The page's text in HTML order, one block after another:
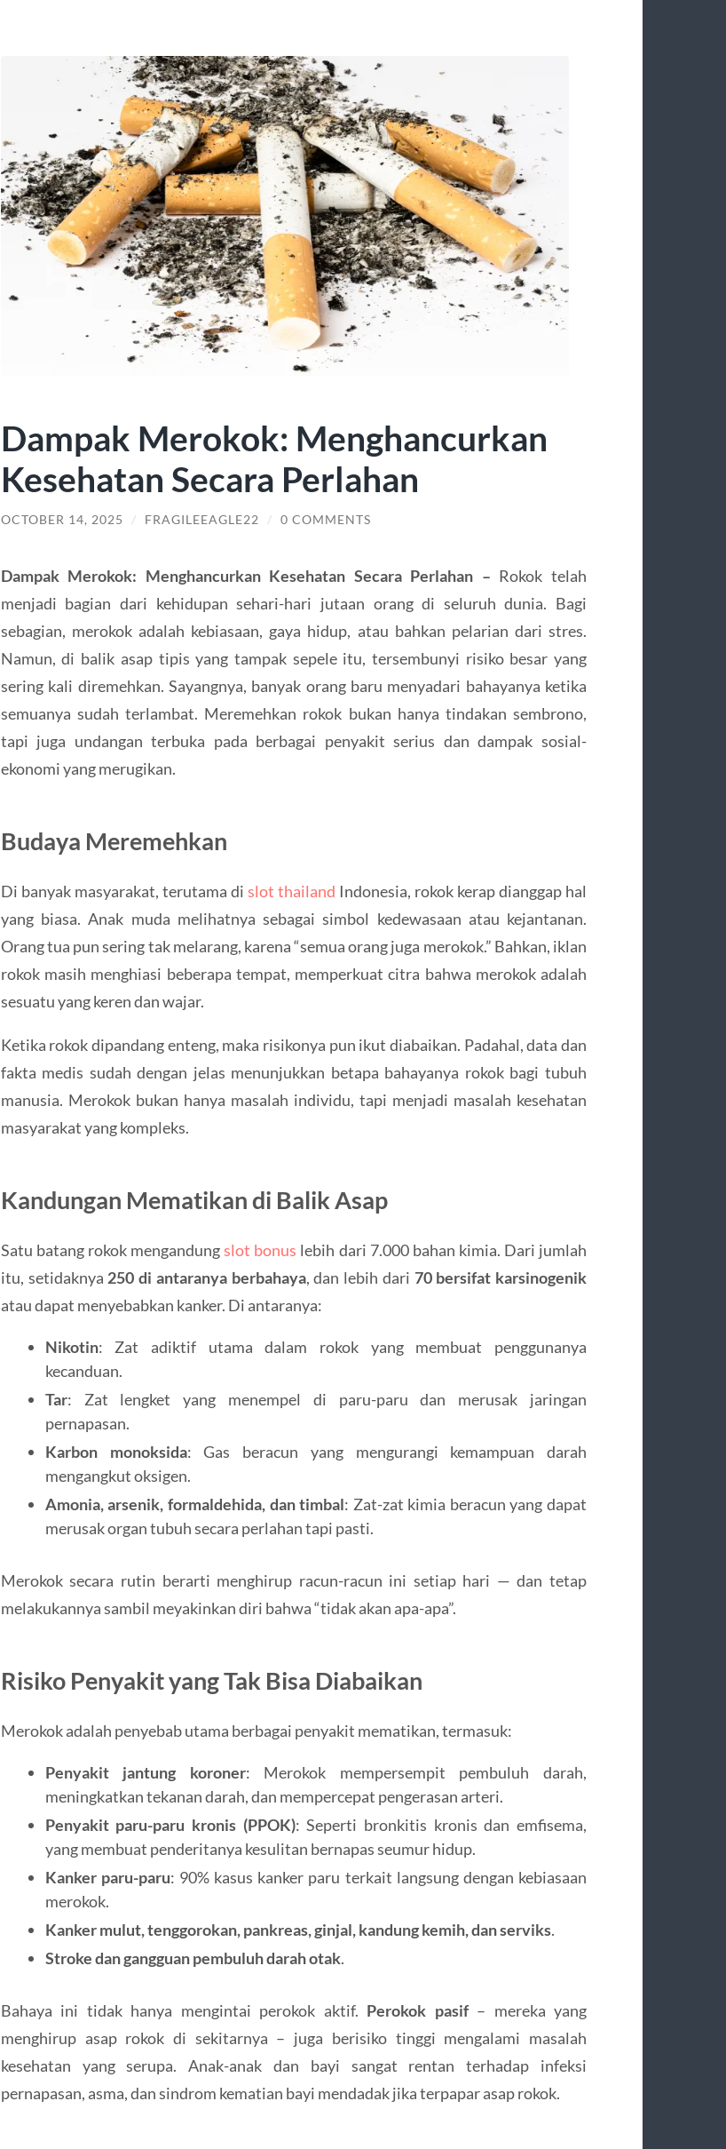
Dampak Merokok: Menghancurkan
Kesehatan Secara Perlahan
OCTOBER 14, 2025 / FRAGILEEAGLE22 / 0 COMMENTS
Dampak Merokok: Menghancurkan Kesehatan Secara Perlahan – Rokok telah
menjadi bagian dari kehidupan sehari-hari jutaan orang di seluruh dunia. Bagi
sebagian, merokok adalah kebiasaan, gaya hidup, atau bahkan pelarian dari stres.
Namun, di balik asap tipis yang tampak sepele itu, tersembunyi risiko besar yang
sering kali diremehkan. Sayangnya, banyak orang baru menyadari bahayanya ketika
semuanya sudah terlambat. Meremehkan rokok bukan hanya tindakan sembrono,
tapi juga undangan terbuka pada berbagai penyakit serius dan dampak sosial-
ekonomi yang merugikan.
Budaya Meremehkan
Di banyak masyarakat, terutama di slot thailand Indonesia, rokok kerap dianggap hal
yang biasa. Anak muda melihatnya sebagai simbol kedewasaan atau kejantanan.
Orang tua pun sering tak melarang, karena “semua orang juga merokok.” Bahkan, iklan
rokok masih menghiasi beberapa tempat, memperkuat citra bahwa merokok adalah
sesuatu yang keren dan wajar.
Ketika rokok dipandang enteng, maka risikonya pun ikut diabaikan. Padahal, data dan
fakta medis sudah dengan jelas menunjukkan betapa bahayanya rokok bagi tubuh
manusia. Merokok bukan hanya masalah individu, tapi menjadi masalah kesehatan
masyarakat yang kompleks.
Kandungan Mematikan di Balik Asap
Satu batang rokok mengandungslot bonus lebih dari 7.000 bahan kimia. Dari jumlah
itu, setidaknya 250 di antaranya berbahaya, dan lebih dari 70 bersifat karsinogenik
atau dapat menyebabkan kanker. Di antaranya:
Nikotin: Zat adiktif utama dalam rokok yang membuat penggunanya
kecanduan.
Tar: Zat lengket yang menempel di paru-paru dan merusak jaringan
pernapasan.
Karbon monoksida: Gas beracun yang mengurangi kemampuan darah
mengangkut oksigen.
Amonia, arsenik, formaldehida, dan timbal: Zat-zat kimia beracun yang dapat
merusak organ tubuh secara perlahan tapi pasti.
Merokok secara rutin berarti menghirup racun-racun ini setiap hari — dan tetap
melakukannya sambil meyakinkan diri bahwa “tidak akan apa-apa”.
Risiko Penyakit yang Tak Bisa Diabaikan
Merokok adalah penyebab utama berbagai penyakit mematikan, termasuk:
Penyakit jantung koroner: Merokok mempersempit pembuluh darah,
meningkatkan tekanan darah, dan mempercepat pengerasan arteri.
Penyakit paru-paru kronis (PPOK): Seperti bronkitis kronis dan emfisema,
yang membuat penderitanya kesulitan bernapas seumur hidup.
Kanker paru-paru: 90% kasus kanker paru terkait langsung dengan kebiasaan
merokok.
Kanker mulut, tenggorokan, pankreas, ginjal, kandung kemih, dan serviks.
Stroke dan gangguan pembuluh darah otak.
Bahaya ini tidak hanya mengintai perokok aktif. Perokok pasif– mereka yang
menghirup asap rokok di sekitarnya – juga berisiko tinggi mengalami masalah
kesehatan yang serupa. Anak-anak dan bayi sangat rentan terhadap infeksi
pernapasan, asma, dan sindrom kematian bayi mendadak jika terpapar asap rokok.